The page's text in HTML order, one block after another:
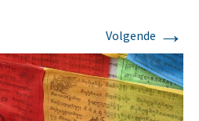
Volgende →